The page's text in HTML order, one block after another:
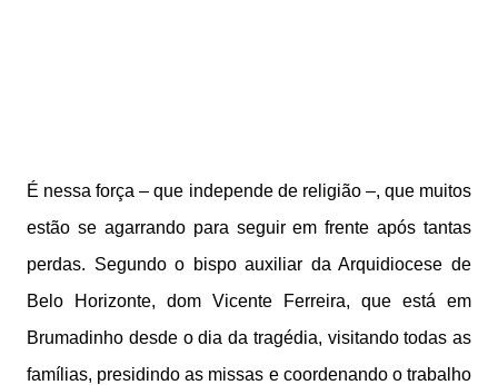
É nessa força – que independe de religião –, que muitos
estão se agarrando para seguir em frente após tantas
perdas. Segundo o bispo auxiliar da Arquidiocese de
Belo Horizonte, dom Vicente Ferreira, que está em
Brumadinho desde o dia da tragédia, visitando todas as
famílias, presidindo as missas e coordenando o trabalho